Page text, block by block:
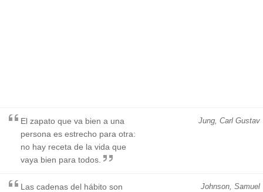
Jung, Carl Gustav
El zapato que va bien a una
persona es estrecho para otra:
no hay receta de la vida que
vaya bien para todos.
Johnson, Samuel
Las cadenas del hábito son